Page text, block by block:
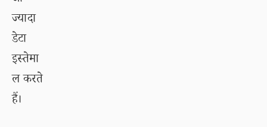
ज्यादा
डेटा
इस्तेमा
ल करते
हैं।